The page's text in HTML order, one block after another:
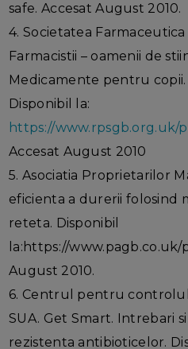
safe. Accesat August 2010.
4. Societatea
Farmacistii – oamenii de
Medicamente pentru
Disponibil la:
https://www.rpsgb.org.uk/
Accesat August 2010
5. Asociatia Proprietarilor
eficienta a durerii folosind
reteta. Disponibil
la:https://
August 2010.
6. Centrul pentru
SUA. Get Smart. Intrebari
rezistenta antibioticelor.